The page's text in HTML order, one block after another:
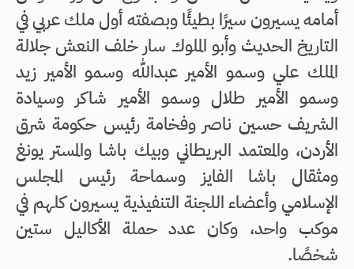
أمامه يسيرون سيرًا بطيئًا وبصفته أول ملك عربي في
التاريخ الحديث وأبو الملوك سار خلف النعش جلالة
الملك علي وسمو الأمير عبدالله وسمو الأمير زيد
وسمو الأمير طلال وسمو الأمير شاكر وسيادة
الشريف حسين ناصر وفخامة رئيس حكومة شرق
الأردن، والمعتمد البريطاني وبيك باشا والمستر يونغ
ومثقال باشا الفايز وسماحة رئيس المجلس
الإسلامي وأعضاء اللجنة التنفيذية يسيرون كلهم في
موكب واحد، وكان عدد حملة الأكاليل ستين
شخصًا.